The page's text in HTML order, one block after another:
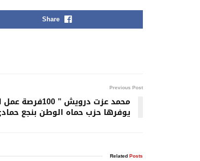
Share
Previous Post
محمد عزت درويش ”
يوفرها حزب حماه الوطن بنجع
RelatedPosts